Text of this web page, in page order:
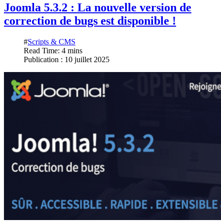
Joomla 5.3.2 : La nouvelle version de
correction de bugs est disponible !
#Scripts & CMS
Read Time: 4 mins
Publication : 10 juillet 2025